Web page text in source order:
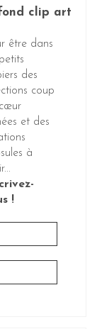
être dans
des
coup
et des
à
!